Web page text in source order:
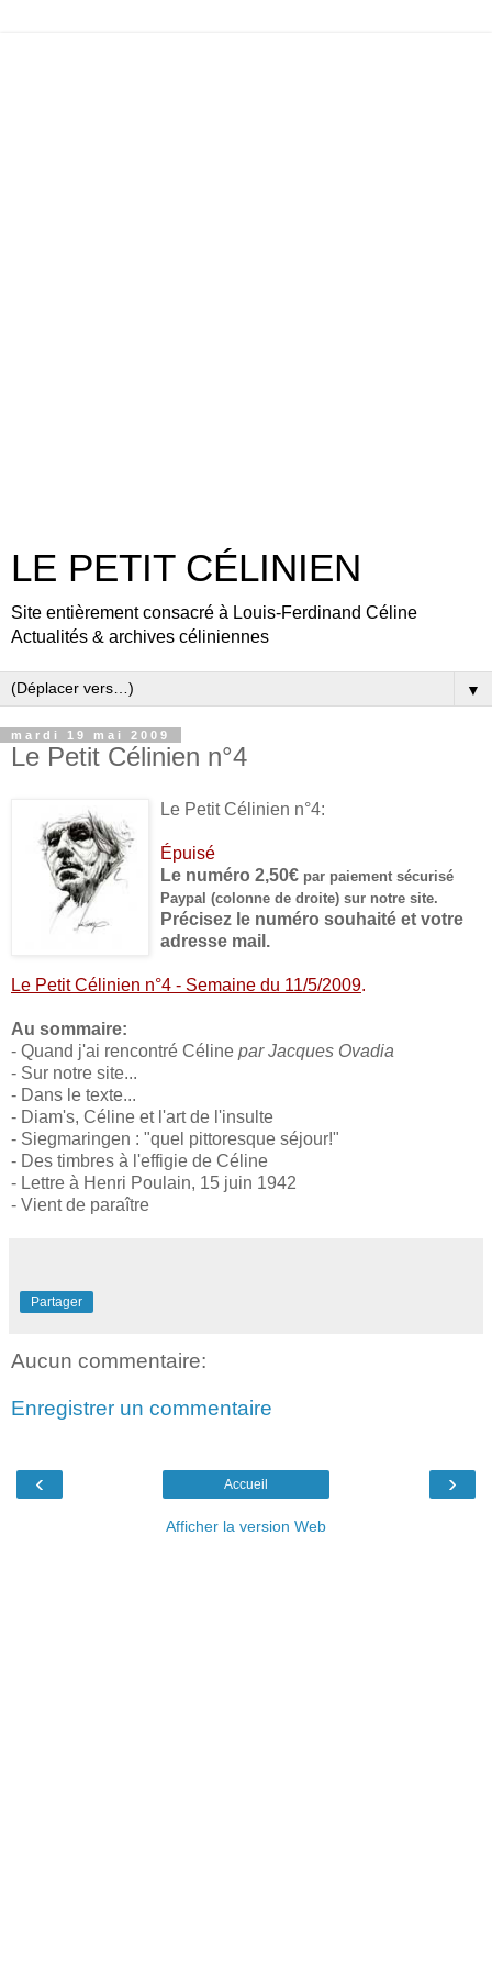
LE PETIT CÉLINIEN
Site entièrement consacré à Louis-Ferdinand Céline
Actualités & archives céliniennes
▼
mardi 19 mai 2009
Le Petit Célinien n°4
Le Petit Célinien n°4:
Épuisé
Le numéro 2,50€ par paiement sécurisé
Paypal (colonne de droite) sur notre site.
Précisez le numéro souhaité et votre
adresse mail.
Le Petit Célinien n°4 - Semaine du 11/5/2009.
Au sommaire:
- Quand j'ai rencontré Céline par Jacques Ovadia
- Sur notre site...
- Dans le texte...
- Diam's, Céline et l'art de l'insulte
- Siegmaringen : "quel pittoresque séjour!"
- Des timbres à l'effigie de Céline
- Lettre à Henri Poulain, 15 juin 1942
- Vient de paraître
Partager
Aucun commentaire:
Enregistrer un commentaire
‹ ›
Accueil
Afficher la version Web